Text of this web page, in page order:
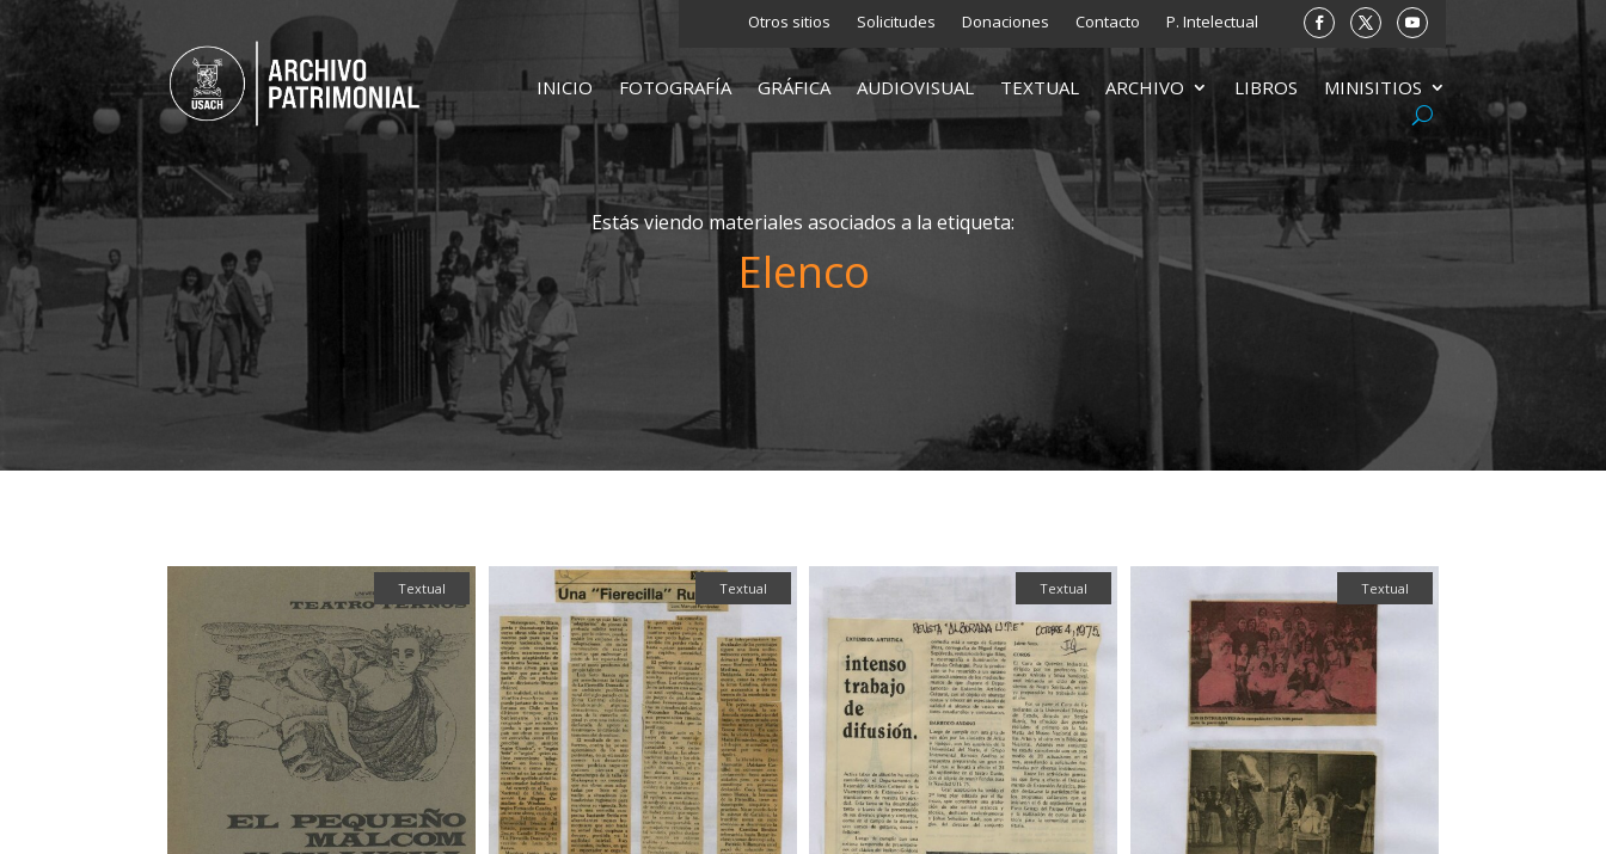
Otros sitios Solicitudes Donaciones Contacto P. Intelectual
INICIO FOTOGRAFÍA GRÁFICA AUDIOVISUAL TEXTUAL ARCHIVO LIBROS MINISITIOS
Estás viendo materiales asociados a la etiqueta:
Elenco
Textual Textual Textual Textual